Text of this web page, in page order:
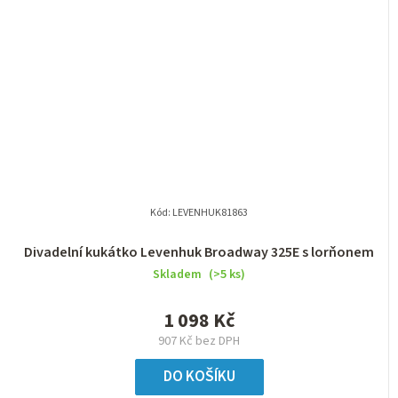
Divadelní kukátko Levenhuk Broadway 325E s lorňonem
Skladem (>5 ks)
907 Kč bez DPH
1 098 Kč
DO KOŠÍKU
Kód: LEVENHUK81863